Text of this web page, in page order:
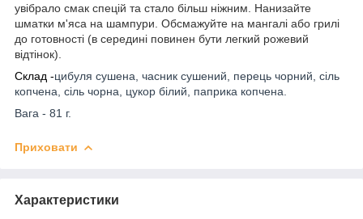
увібрало смак спецій та стало більш ніжним. Нанизайте
шматки м'яса на шампури. Обсмажуйте на мангалі або грилі
до готовності (в середині повинен бути легкий рожевий
відтінок).
Склад -цибуля сушена, часник сушений, перець чорний, сіль
копчена, сіль чорна, цукор білий, паприка копчена.
Вага - 81 г.
Приховати
Характеристики